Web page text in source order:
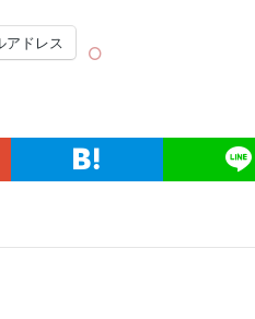
アドレス